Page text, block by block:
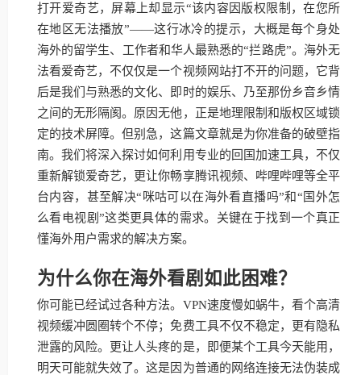
打开爱奇艺，屏幕上却显示“该内容因版权限制，在您所
在地区无法播放”——这行冰冷的提示，大概是每个身处
海外的留学生、工作者和华人最熟悉的“拦路虎”。海外无
法看爱奇艺，不仅仅是一个视频网站打不开的问题，它背
后是我们与熟悉的文化、即时的娱乐、乃至那份乡音乡情
之间的无形隔阂。原因无他，正是地理限制和版权区域锁
定的技术屏障。但别急，这篇文章就是为你准备的破壁指
南。我们将深入探讨如何利用专业的回国加速工具，不仅
重新解锁爱奇艺，更让你畅享腾讯视频、哔哩哔哩等全平
台内容，甚至解决“咪咕可以在海外看直播吗”和“国外怎
么看电视剧”这类更具体的需求。关键在于找到一个真正
懂海外用户需求的解决方案。
为什么你在海外看剧如此困难？
你可能已经试过各种方法。VPN速度慢如蜗牛，看个高清
视频缓冲圆圈转个不停；免费工具不仅不稳定，更有隐私
泄露的风险。更让人头疼的是，即便某个工具今天能用，
明天可能就失效了。这是因为普通的网络连接无法伪装成